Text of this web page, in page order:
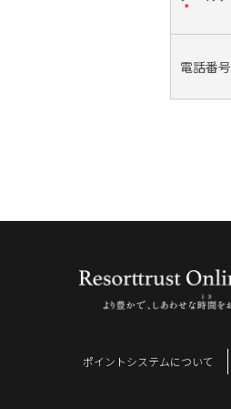
*
電話番号
ポイントシステムについて